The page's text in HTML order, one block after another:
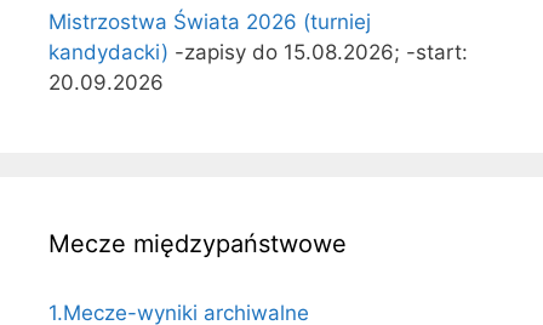
Mistrzostwa Świata 2026 (turniej
kandydacki) -zapisy do 15.08.2026; -start:
20.09.2026
Mecze międzypaństwowe
1.Mecze-wyniki archiwalne